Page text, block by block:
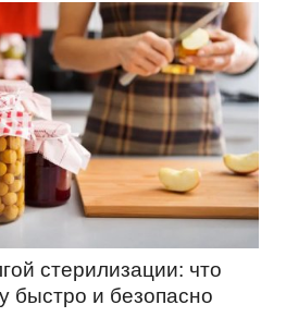
стерилизации: что
быстро и безопасно